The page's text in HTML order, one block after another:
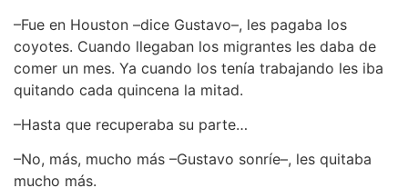
–Fue en Houston –dice Gustavo–, les pagaba los
coyotes. Cuando llegaban los migrantes les daba de
comer un mes. Ya cuando los tenía trabajando les iba
quitando cada quincena la mitad.
–Hasta que recuperaba su parte…
–No, más, mucho más –Gustavo sonríe–, les quitaba
mucho más.